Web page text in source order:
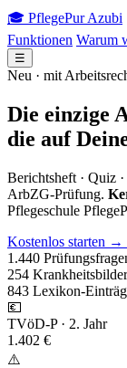
🎓 PflegePurAzubi
Funktionen Warum
☰
Neu · mit
Die einzige
die auf
Berichtsheft · Quiz
ArbZG-Prüfung.
Pflegeschule
Kostenlos starten →
1.440
254 Krankheitsbilder
843 Lexikon-
💶
TVöD-P · 2. Jahr
1.402 €
⚠️